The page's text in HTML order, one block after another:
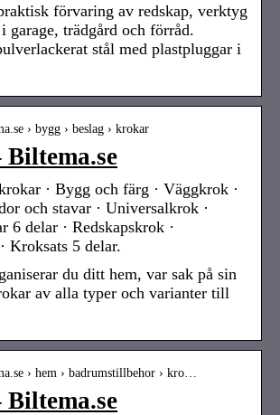
förvaring av redskap, verktyg
garage, trädgård och förråd.
stål med plastpluggar i
› bygg › beslag › krokar
· Bygg och färg · Väggkrok ·
och stavar · Universalkrok ·
6 delar · Redskapskrok ·
Kroksats 5 delar.
du ditt hem, var sak på sin
av alla typer och varianter till
› hem › badrumstillbehor › kro…